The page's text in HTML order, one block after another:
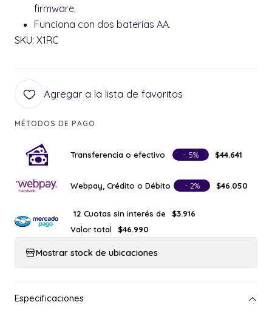
firmware.
Funciona con dos baterías AA.
SKU: X1RC
Agregar a la lista de favoritos
MÉTODOS DE PAGO
Transferencia o efectivo - 5% $44.641
Webpay, Crédito o Débito - 2% $46.050
12 Cuotas sin interés de
$3.916
Valor total
$46.990
Mostrar stock de ubicaciones